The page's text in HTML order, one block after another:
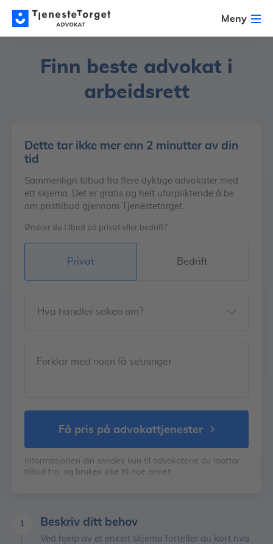
Meny
Finn beste advokat i
arbeidsrett
Dette tar ikke mer enn 2 minutter av din
tid
Sammenlign tilbud fra flere dyktige advokater med
ett skjema. Det er gratis og helt uforpliktende å be
om pristilbud gjennom Tjenestetorget.
Ønsker du tilbud på privat eller bedrift?
Privat Bedrift
Hva handler saken om?
Forklar med noen få setninger
få pris på advokattjenester
Informasjonen din sendes kun til advokatene du mottar
tilbud fra, og brukes ikke til noe annet.
1 Beskriv ditt behov
Ved hjelp av et enkelt skjema forteller du kort hva